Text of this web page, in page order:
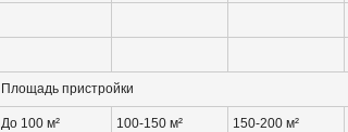
Площадь пристройки
До 100 м² 100-150 м² 150-200 м²